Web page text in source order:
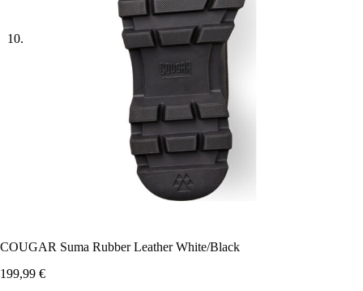
COUGAR Suma Rubber Leather White/Black
199,99 €